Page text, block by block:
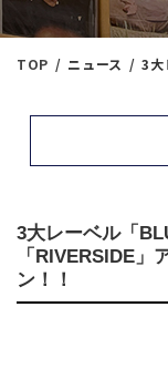
TOP ニュース 3大レーベル
3大レーベル「
「RIVERSIDE
ン！！